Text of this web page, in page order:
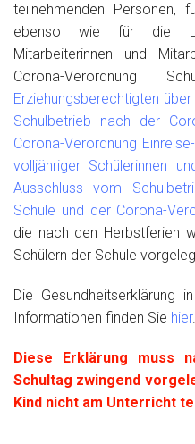
teilnehmenden Personen,
ebenso wie für die
Mitarbeiterinnen und
Corona-Verordnung
Erziehungsberechtigten
Schulbetrieb nach der
Corona-Verordnung
volljähriger Schülerinnen
Ausschluss vom
Schule und der Corona-
die nach den Herbstferien
Schülern der Schule
Die Gesundheitserklärung
Informationen finden Sie hier.
Diese Erklärung muss
Schultag zwingend
Kind nicht am Unterricht